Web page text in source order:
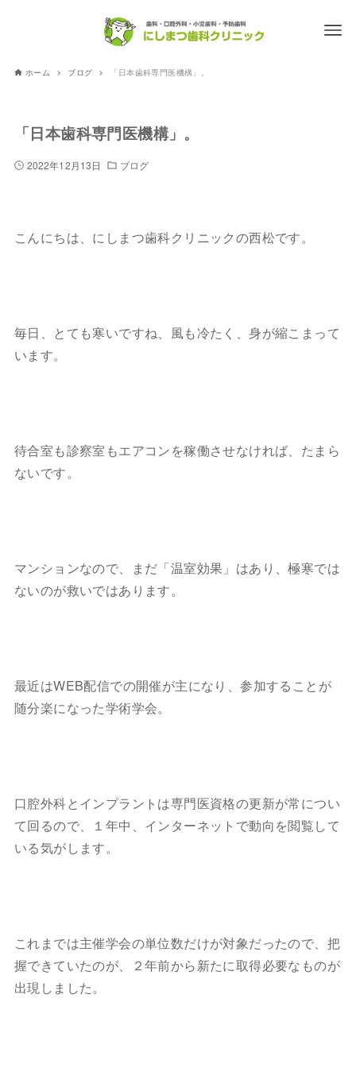
ホーム ブログ 「日本歯科専門医機構」。
「日本歯科専門医機構」。
2022年12月13日 ブログ
こんにちは、にしまつ歯科クリニックの西松です。
毎日、とても寒いですね、風も冷たく、身が縮こまって
います。
待合室も診察室もエアコンを稼働させなければ、たまら
ないです。
マンションなので、まだ「温室効果」はあり、極寒では
ないのが救いではあります。
最近はWEB配信での開催が主になり、参加することが
随分楽になった学術学会。
口腔外科とインプラントは専門医資格の更新が常につい
て回るので、１年中、インターネットで動向を閲覧して
いる気がします。
これまでは主催学会の単位数だけが対象だったので、把
握できていたのが、２年前から新たに取得必要なものが
出現しました。